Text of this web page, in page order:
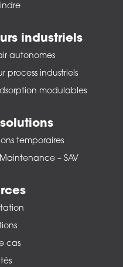
industriels
autonomes
process industriels
modulables
temporaires
– SAV
cas